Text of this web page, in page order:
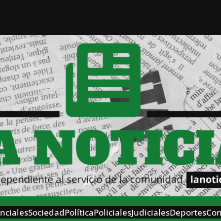
SociedadPolíticaPolicialesJudicialesDeportes